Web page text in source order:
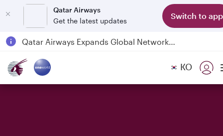
Qatar Airways
Get the latest updates
Switch to app
6 August 2026: Qatar Airways flight resumption to Bahrain (BAH), Erbil (EBL), and Kuwait (KWI)
KO